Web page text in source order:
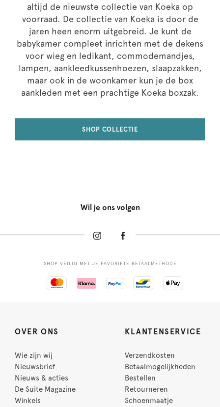
altijd de nieuwste collectie van Koeka op
voorraad. De collectie van Koeka is door de
jaren heen enorm uitgebreid. Je kunt de
babykamer compleet inrichten met de dekens
voor wieg en ledikant, commodemandjes,
lampen, aankleedkussenhoezen, slaapzakken,
maar ook in de woonkamer kun je de box
aankleden met een prachtige Koeka boxzak.
SHOP COLLECTIE
Wil je ons volgen
SHOP VEILIG MET JE FAVORIETE BETAALMETHODE
OVER ONS
Wie zijn wij
Nieuwsbrief
Nieuws & acties
De Suite Magazine
Winkels
KLANTENSERVICE
Verzendkosten
Betaalmogelijkheden
Bestellen
Retourneren
Schoenmaatje